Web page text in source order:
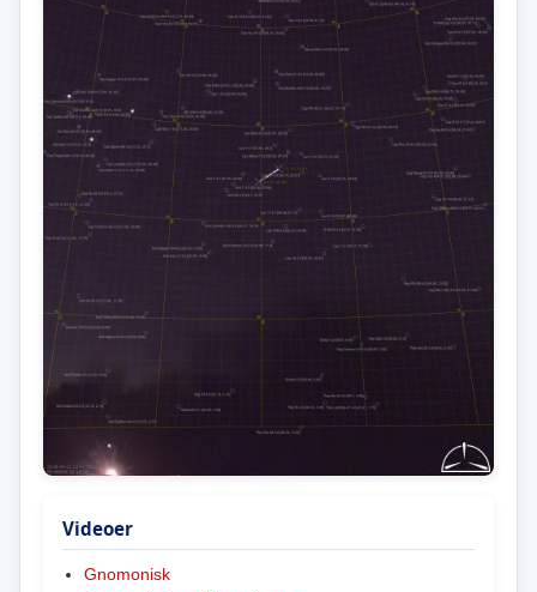
Videoer
Gnomonisk